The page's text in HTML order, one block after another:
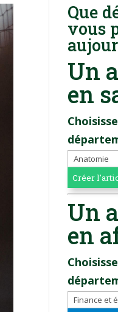
Que
vous
Un
en
Un
en